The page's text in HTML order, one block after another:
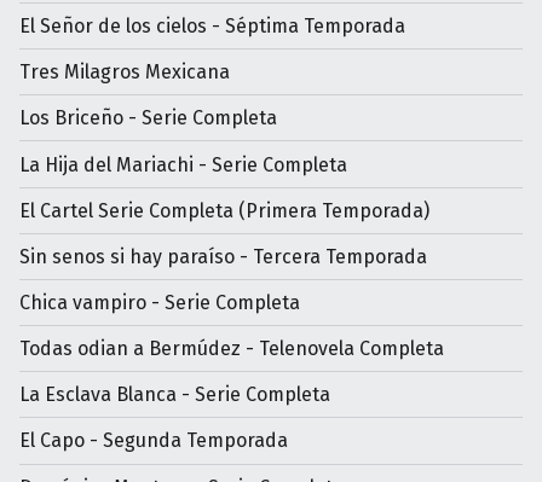
El Señor de los cielos - Séptima Temporada
Tres Milagros Mexicana
Los Briceño - Serie Completa
La Hija del Mariachi - Serie Completa
El Cartel Serie Completa (Primera Temporada)
Sin senos si hay paraíso - Tercera Temporada
Chica vampiro - Serie Completa
Todas odian a Bermúdez - Telenovela Completa
La Esclava Blanca - Serie Completa
El Capo - Segunda Temporada